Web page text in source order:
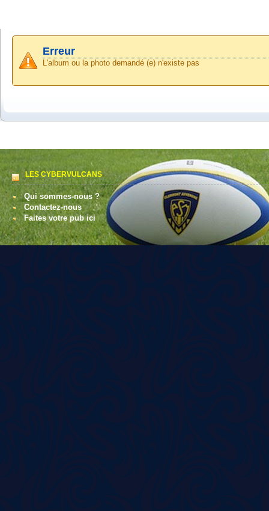
Erreur
L'album ou la photo demandé (e) n'existe pas
LES CYBERVULCANS
Qui sommes-nous ?
Contactez-nous
Faites votre pub ici